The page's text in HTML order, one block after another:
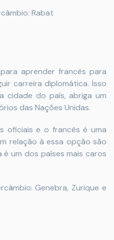
Rabat
aprender francês para
carreira diplomática. Isso
cidade do país, abriga um
das Nações Unidas.
oficiais e o francês é uma
relação à essa opção são
um dos países mais caros
Genebra, Zurique e